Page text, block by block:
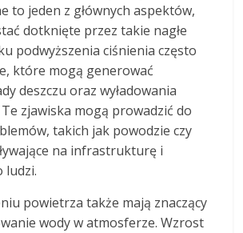
to jeden z głównych aspektów,
dotknięte przez takie nagłe
podwyższenia ciśnienia często
które mogą generować
deszczu oraz wyładowania
zjawiska mogą prowadzić do
takich jak powodzie czy
na infrastrukturę i
ludzi.
powietrza także mają znaczący
wody w atmosferze. Wzrost